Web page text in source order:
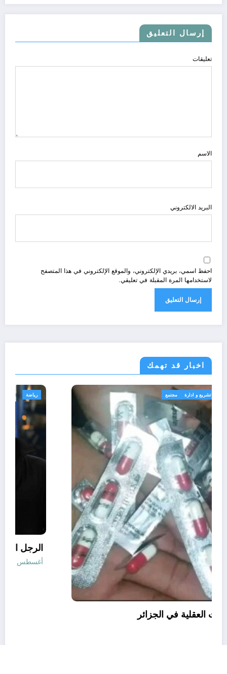
إرسال التعليق
تعليقات
الاسم
البريد الالكتروني
احفظ اسمي، بريدي الإلكتروني، والموقع الإلكتروني في هذا المتصفح
لاستخدامها المرة المقبلة في تعليقي.
اخبار قد تهمك
الجزائر الحدث قانون تشريع و ادارة مجتمع
قانون المؤثرات العقلية في الجزائر